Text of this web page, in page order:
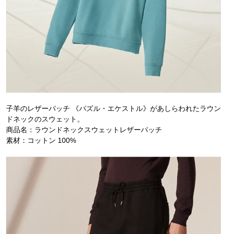
子羊のレザーパッチ 《パズル・エケストル》があしらわれたラウン
ドネックのスウェット。
商品名：ラウンドネックスウェットレザーパッチ
素材：コットン 100%